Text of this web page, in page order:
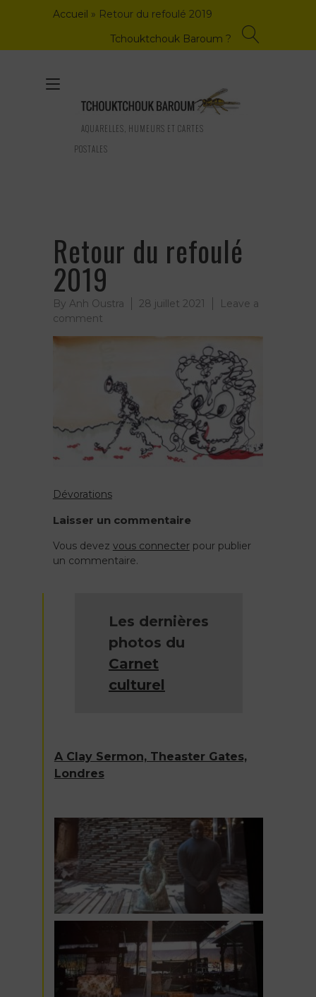
Accueil » Retour du refoulé 2019
Tchouktchouk Baroum ?
AQUARELLES, HUMEURS ET CARTES
POSTALES
Toggle
navigation
Retour du refoulé
2019
By Anh Oustra 28 juillet 2021
Leave a
commenton
2019
Navigation
de
l’article
Dévorations
Laisser un commentaire
Vous devez vous connecterpour publier
un commentaire.
Les dernières
photos du
Carnet
culturel
A Clay Sermon, Theaster Gates,
Londres